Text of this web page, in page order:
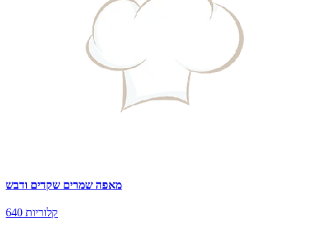
מאפה שמרים שקדים ודבש
640 קלוריות